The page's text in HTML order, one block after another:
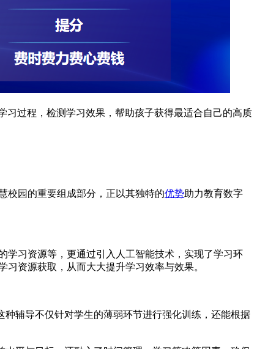
过程，检测学习效果，帮助孩子获得最适合自己的高质
校园的重要组成部分，正以其独特的优势助力教育数字
学习资源等，更通过引入人工智能技术，实现了学习环
资源获取，从而大大提升学习效率与效果。
辅导不仅针对学生的薄弱环节进行强化训练，还能根据